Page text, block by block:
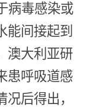
病毒感染或
能间接起到
澳大利亚研
患呼吸道感
后得出，